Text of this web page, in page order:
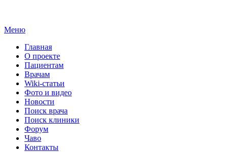
Меню
Главная
О проекте
Пациентам
Врачам
Wiki-статьи
Фото и видео
Новости
Поиск врача
Поиск клиники
Форум
Чаво
Контакты